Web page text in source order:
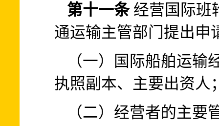
第十一条 经营国际班
通运输主管部门提出申
（一）国际船舶运输
执照副本、主要出资人
（二）经营者的主要